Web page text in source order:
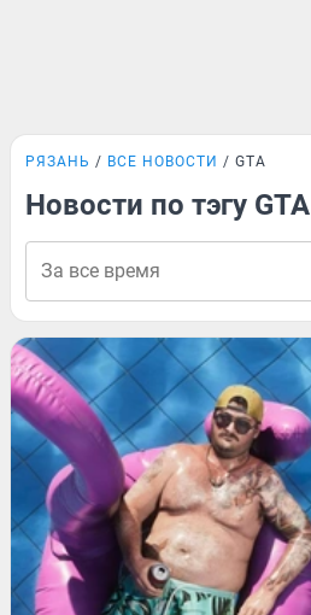
РЯЗАНЬ ВСЕ НОВОСТИ GTA
Новости по тэгу GTA